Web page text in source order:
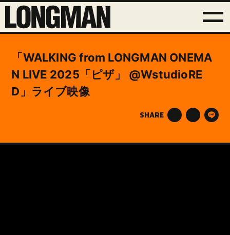
「WALKING from LONGMAN ONEMA
N LIVE 2025「ピザ」 @WstudioRE
D」ライブ映像
SHARE